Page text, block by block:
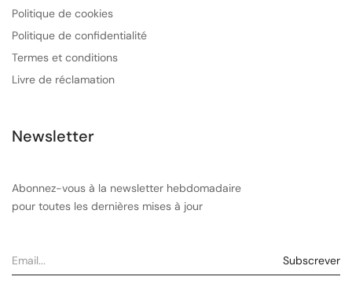
Politique de cookies
Politique de confidentialité
Termes et conditions
Livre de réclamation
Newsletter
Abonnez-vous à la newsletter hebdomadaire
pour toutes les dernières mises à jour